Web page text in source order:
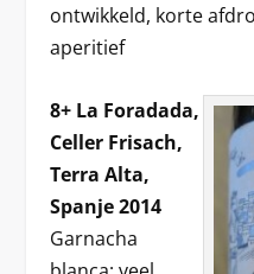
ontwikkeld, korte
aperitief
8+ La Foradada,
Celler Frisach,
Terra Alta,
Spanje 2014
Garnacha